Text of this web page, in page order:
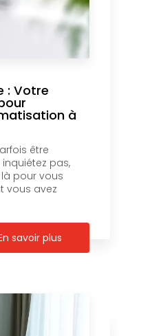
: Votre
à
être
pas,
pour vous
vous avez
savoir plus